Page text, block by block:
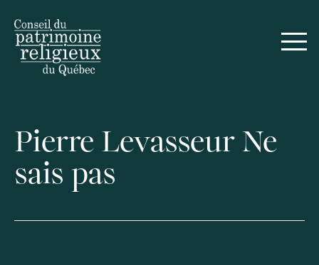
Pierre Levasseur Ne
sais pas